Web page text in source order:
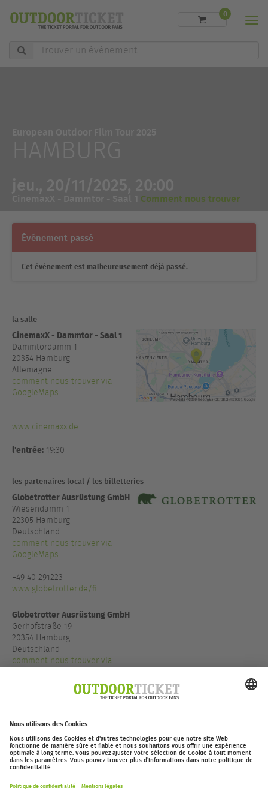
Trouver
0
Comment nous trouver
Événement passé
Cet événement est malheureusement déjà passé.
la salle
CinemaxX - Dammtor - Saal 1
Dammtordamm 1
20354 Hamburg
Allemagne
comment nous trouver via
GoogleMaps
www.cinemaxx.de
l'entrée: 19:30
les partenaires local / les billetteries
Globetrotter Ausrüstung GmbH
Wiesendamm 1
22305 Hamburg
Deutschland
comment nous trouver via
GoogleMaps
+49 40 291223
www.globetrotter.de/fi...
Globetrotter Ausrüstung GmbH
Gerhofstraße 19
20354 Hamburg
Deutschland
comment nous trouver via
+49 40 85500900
outdoor-ticket.net– Un projet de